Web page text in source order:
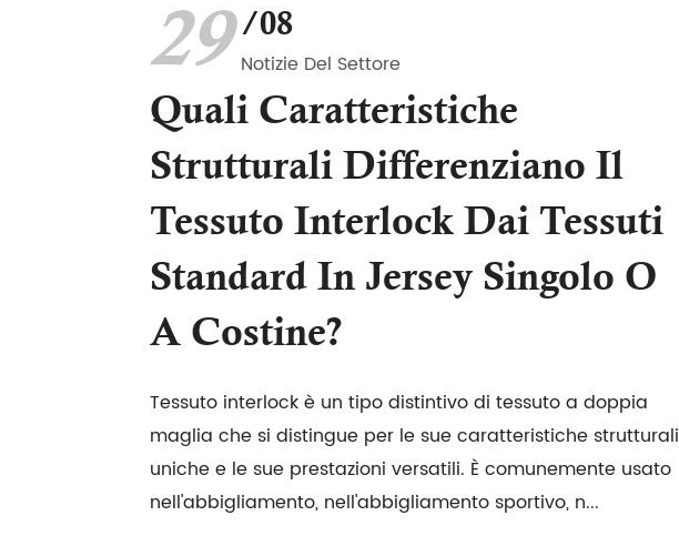
29 /08
Notizie Del Settore
Quali Caratteristiche
Strutturali Differenziano Il
Tessuto Interlock Dai Tessuti
Standard In Jersey Singolo O
A Costine?
Tessuto interlock è un tipo distintivo di tessuto a doppia
maglia che si distingue per le sue caratteristiche strutturali
uniche e le sue prestazioni versatili. È comunemente usato
nell'abbigliamento, nell'abbigliamento sportivo, n...